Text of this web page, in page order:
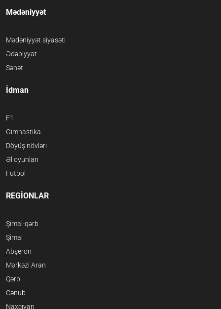
Mədəniyyət
Mədəniyyət siyasəti
Ədəbiyyat
Sənət
İdman
F1
Gimnastika
Döyüş növləri
Əl oyunları
Futbol
REGİONLAR
Şimal-qərb
Şimal
Abşeron
Mərkəzi Aran
Qərb
Cənub
Naxçıvan